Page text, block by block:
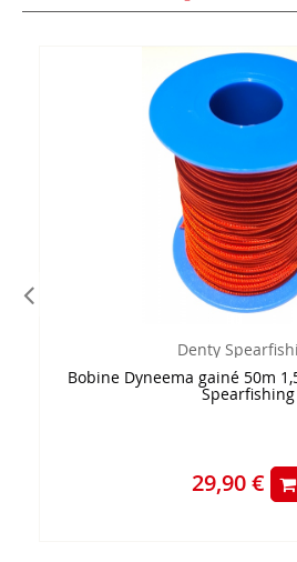
Denty
Bobine Dyneema gainé 50m
Spearfishing
29,90 €